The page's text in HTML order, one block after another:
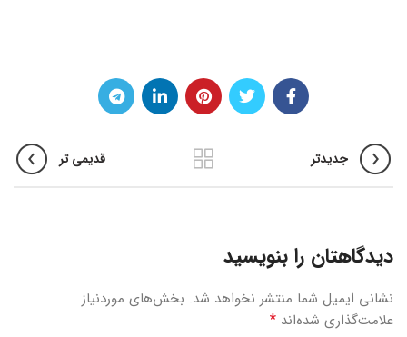
جدیدتر قدیمی تر
دیدگاهتان را بنویسید
نشانی ایمیل شما منتشر نخواهد شد. بخش‌های موردنیاز
علامت‌گذاری شده‌اند *